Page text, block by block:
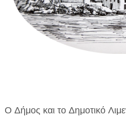
ΠΕΡΙΒΑΛΛΟΝ
ΤΕΧΝΟΛΟΓΙΑ
Ο Δήμος και το Δημοτικό